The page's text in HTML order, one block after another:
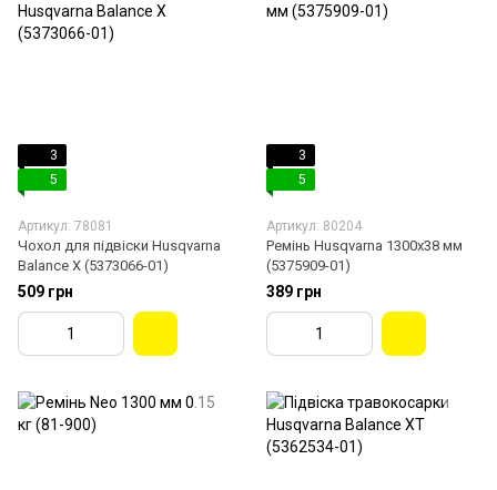
3
5
Артикул: 78081
Чохол для підвіски Husqvarna
Balance X (5373066-01)
509 грн
3
5
Артикул: 80204
Ремінь Husqvarna 1300х38 мм
(5375909-01)
389 грн